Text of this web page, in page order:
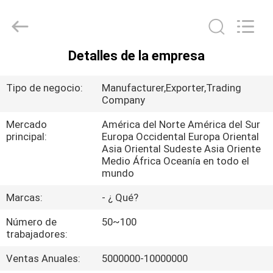
SOBRE
VIAJE
DE
LA
FÁBRICA
dura
Proveedor.
All
Rights
ECER
Detalles de la empresa
Tipo de negocio:
Manufacturer,Exporter,Trading
Company
Mercado
principal:
América del Norte América del Sur
Europa Occidental Europa Oriental
Asia Oriental Sudeste Asia Oriente
Medio África Oceanía en todo el
mundo
Marcas:
- ¿ Qué?
Número de
trabajadores:
50~100
Ventas Anuales:
5000000-10000000